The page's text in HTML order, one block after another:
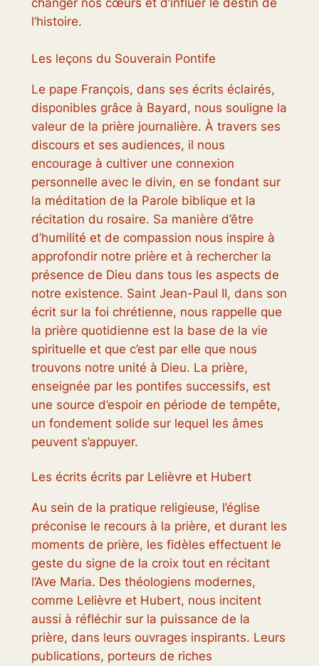
changer nos cœurs et d’influer le destin de
l’histoire.
Les leçons du Souverain Pontife
Le pape François, dans ses écrits éclairés,
disponibles grâce à Bayard, nous souligne la
valeur de la prière journalière. À travers ses
discours et ses audiences, il nous
encourage à cultiver une connexion
personnelle avec le divin, en se fondant sur
la méditation de la Parole biblique et la
récitation du rosaire. Sa manière d’être
d’humilité et de compassion nous inspire à
approfondir notre prière et à rechercher la
présence de Dieu dans tous les aspects de
notre existence. Saint Jean-Paul II, dans son
écrit sur la foi chrétienne, nous rappelle que
la prière quotidienne est la base de la vie
spirituelle et que c’est par elle que nous
trouvons notre unité à Dieu. La prière,
enseignée par les pontifes successifs, est
une source d’espoir en période de tempête,
un fondement solide sur lequel les âmes
peuvent s’appuyer.
Les écrits écrits par Lelièvre et Hubert
Au sein de la pratique religieuse, l’église
préconise le recours à la prière, et durant les
moments de prière, les fidèles effectuent le
geste du signe de la croix tout en récitant
l’Ave Maria. Des théologiens modernes,
comme Lelièvre et Hubert, nous incitent
aussi à réfléchir sur la puissance de la
prière, dans leurs ouvrages inspirants. Leurs
publications, porteurs de riches